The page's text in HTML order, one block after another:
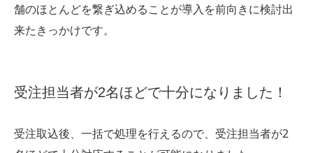
舗のほとんどを繋ぎ込めることが導入を前向きに検討出
来たきっかけです。
受注担当者が2名ほどで十分になりました！
受注取込後、一括で処理を行えるので、受注担当者が2